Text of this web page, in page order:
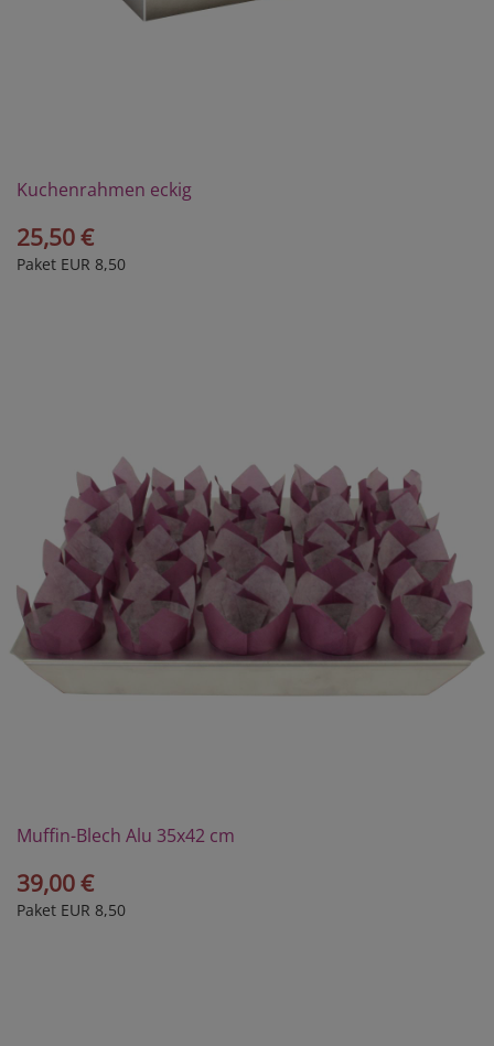
Kuchenrahmen eckig
25,50 €
Paket EUR 8,50
Muffin-Blech Alu 35x42 cm
39,00 €
Paket EUR 8,50